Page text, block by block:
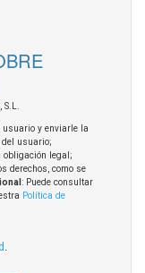
usuario y enviarle la
del usuario;
obligación legal;
derechos, como se
: Puede consultar
Política de